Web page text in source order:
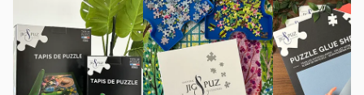
EAN 8699375068566
Teileanzahl 1023 Teile